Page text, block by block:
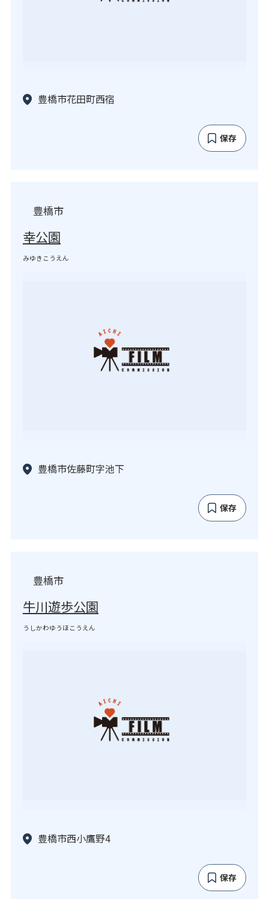
豊橋市花田町西宿
保存
豊橋市
幸公園
みゆきこうえん
豊橋市佐藤町字池下
保存
豊橋市
牛川遊歩公園
うしかわゆうほこうえん
豊橋市西小鷹野4
保存